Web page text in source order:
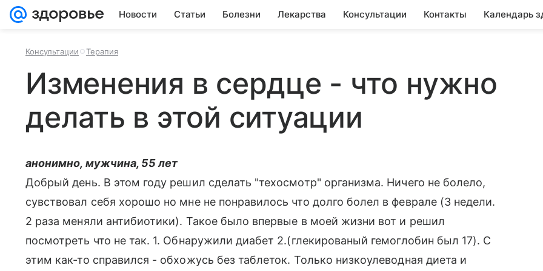
Новости Статьи Болезни Лекарства Консультации Контакты Календарь
Консультации Терапия
Изменения в сердце - что нужно
делать в этой ситуации
анонимно, мужчина, 55 лет
Добрый день. В этом году решил сделать "техосмотр" организма. Ничего не болело,
сувствовал себя хорошо но мне не понравилось что долго болел в феврале (3 недели.
2 раза меняли антибиотики). Такое было впервые в моей жизни вот и решил
посмотреть что не так. 1. Обнаружили диабет 2.(глекированый гемоглобин был 17). С
этим как-то справился - обхожусь без таблеток. Только низкоулеводная диета и